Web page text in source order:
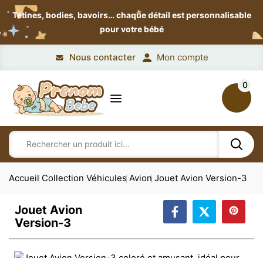
Tétines, bodies, bavoirs…chaque détail est personnalisable
pour votre bébé
Nous contacter Mon compte
0
Accueil Collection Véhicules Avion Jouet Avion Version-3
Jouet Avion
Version-3